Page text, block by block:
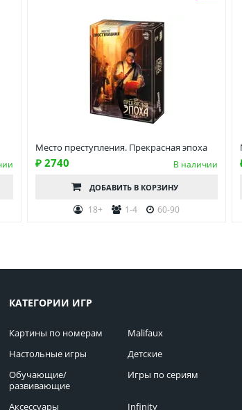
Место преступления. Прекрасная эпоха
₽ 2740 В наличии
ДОБАВИТЬ В КОРЗИНУ
18+ 1-4 60-90
КАТЕГОРИИ ИГР
Картины по номерам
Malifaux
Настольные игры
Детские
Обучающие/
развивающие
Игры по сериям
Аксессуары Infinity